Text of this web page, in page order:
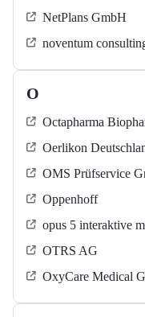
NetPlans GmbH
noventum
O
Octapharma
Oerlikon
OMS Prüfservice
Oppenhoff
opus 5 interaktive
OTRS AG
OxyCare Medical